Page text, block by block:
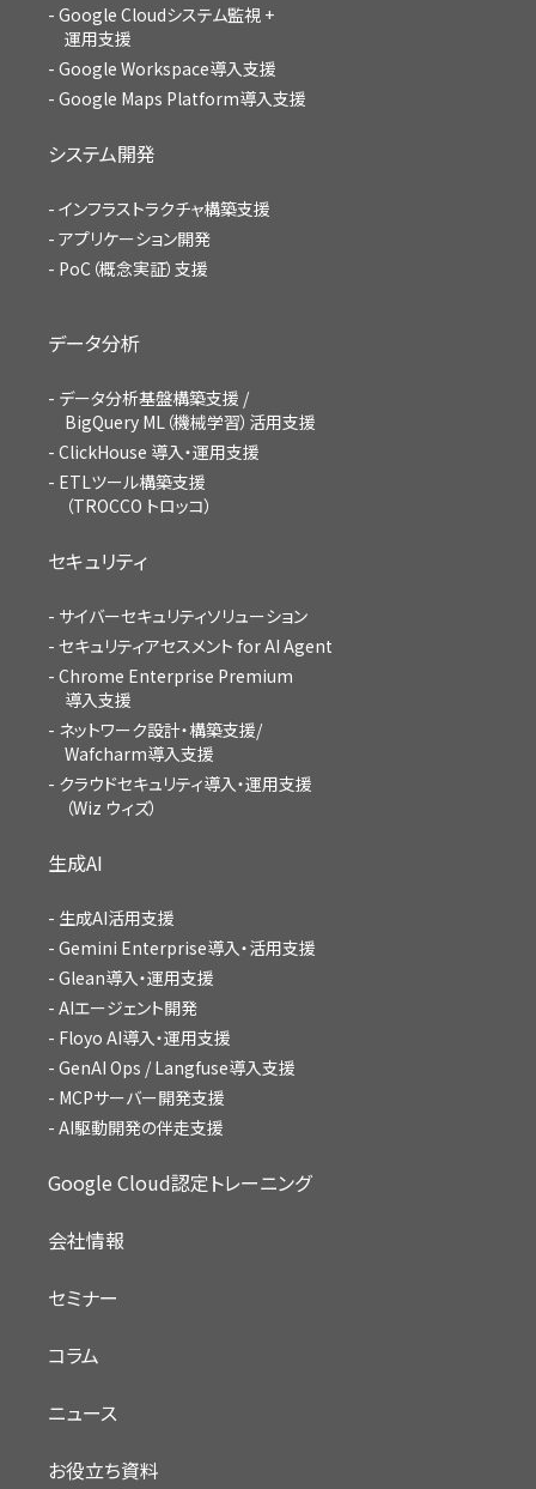
Google Cloudシステム監視 +
運用支援
Google Workspace導入支援
Google Maps Platform導入支援
システム開発
インフラストラクチャ構築支援
アプリケーション開発
PoC（概念実証）支援
データ分析
データ分析基盤構築支援 /
BigQuery ML（機械学習）活用支援
ClickHouse 導入・運用支援
ETLツール構築支援
（TROCCO トロッコ）
セキュリティ
サイバーセキュリティソリューション
セキュリティアセスメント for AI Agent
Chrome Enterprise Premium
導入支援
ネットワーク設計・構築支援/
Wafcharm導入支援
クラウドセキュリティ導入・運用支援
（Wiz ウィズ）
生成AI
生成AI活用支援
Gemini Enterprise導入・活用支援
Glean導入・運用支援
AIエージェント開発
Floyo AI導入・運用支援
GenAI Ops / Langfuse導入支援
MCPサーバー開発支援
AI駆動開発の伴走支援
Google Cloud認定トレーニング
会社情報
セミナー
コラム
ニュース
お役立ち資料